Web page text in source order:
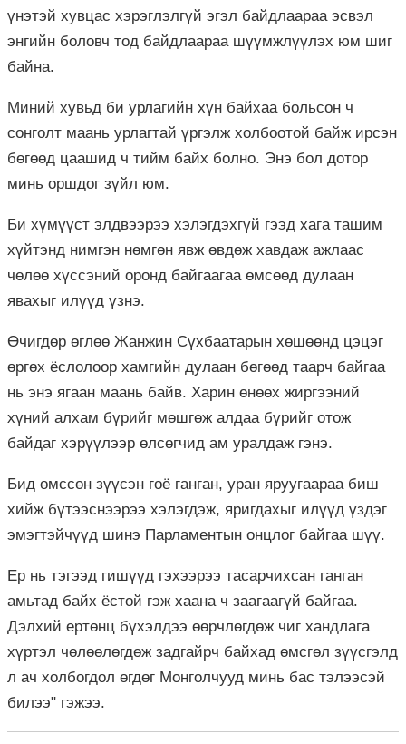
үнэтэй хувцас хэрэглэлгүй эгэл байдлаараа эсвэл
энгийн боловч тод байдлаараа шүүмжлүүлэх юм шиг
байна.
Миний хувьд би урлагийн хүн байхаа больсон ч
сонголт маань урлагтай үргэлж холбоотой байж ирсэн
бөгөөд цаашид ч тийм байх болно. Энэ бол дотор
минь оршдог зүйл юм.
Би хүмүүст элдвээрээ хэлэгдэхгүй гээд хага ташим
хүйтэнд нимгэн нөмгөн явж өвдөж хавдаж ажлаас
чөлөө хүссэний оронд байгаагаа өмсөөд дулаан
явахыг илүүд үзнэ.
Өчигдөр өглөө Жанжин Сүхбаатарын хөшөөнд цэцэг
өргөх ёслолоор хамгийн дулаан бөгөөд таарч байгаа
нь энэ ягаан маань байв. Харин өнөөх жиргээний
хүний алхам бүрийг мөшгөж алдаа бүрийг отож
байдаг хэрүүлээр өлсөгчид ам уралдаж гэнэ.
Бид өмссөн зүүсэн гоё ганган, уран яруугаараа биш
хийж бүтээснээрээ хэлэгдэж, яригдахыг илүүд үздэг
эмэгтэйчүүд шинэ Парламентын онцлог байгаа шүү.
Ер нь тэгээд гишүүд гэхээрээ тасарчихсан ганган
амьтад байх ёстой гэж хаана ч заагаагүй байгаа.
Дэлхий ертөнц бүхэлдээ өөрчлөгдөж чиг хандлага
хүртэл чөлөөлөгдөж задгайрч байхад өмсгөл зүүсгэлд
л ач холбогдол өгдөг Монголчууд минь бас тэлээсэй
билээ" гэжээ.